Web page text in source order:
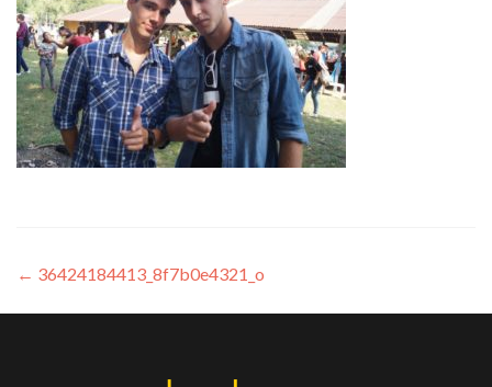
← 36424184413_8f7b0e4321_o